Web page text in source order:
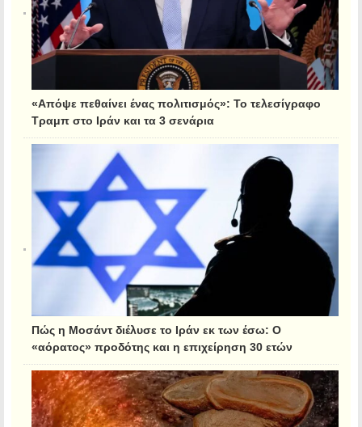
«Απόψε πεθαίνει ένας πολιτισμός»: Το τελεσίγραφο
Τραμπ στο Ιράν και τα 3 σενάρια
Πώς η Μοσάντ διέλυσε το Ιράν εκ των έσω: Ο
«αόρατος» προδότης και η επιχείρηση 30 ετών